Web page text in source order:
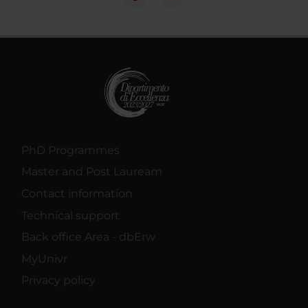
PhD Programmes
Master and Post Lauream
Contact information
Technical support
Back office Area - dbErw
MyUnivr
Privacy policy